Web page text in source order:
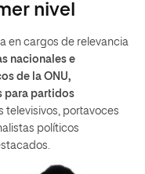
nivel
en cargos de relevancia
nacionales e
de la ONU,
para partidos
televisivos, portavoces
políticos